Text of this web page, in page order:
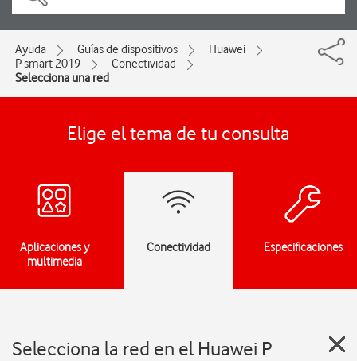
Ayuda Guías de dispositivos
Huawei
P smart 2019
Conectividad
Selecciona una red
Elige el tema de tu consulta
Aplicaciones y
multimedia
Conectividad Especificaciones
Selecciona la red en el Huawei P